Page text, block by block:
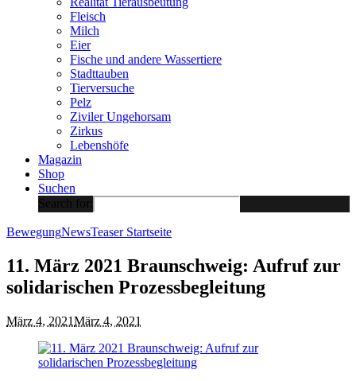
Fleisch
Milch
Eier
Fische und andere Wassertiere
Stadttauben
Tierversuche
Pelz
Ziviler Ungehorsam
Zirkus
Lebenshöfe
Magazin
Shop
Suchen
Search for:
BewegungNewsTeaser Startseite
11. März 2021 Braunschweig: Aufruf zur
solidarischen Prozessbegleitung
März 4, 2021März 4, 2021